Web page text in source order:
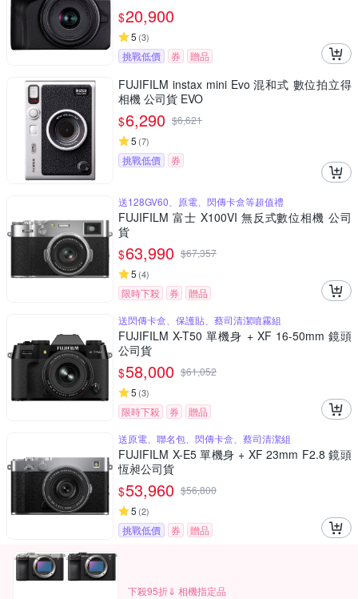
$20,900
5 (3)
挑戰低價 券 贈品
FUJIFILM instax mini Evo 混和式 數位拍立得
相機 公司貨 EVO
$6,290 $6,621
5 (7)
挑戰低價 券
送128GV60、原電、閃傳卡盒等超值禮
FUJIFILM 富士 X100VI 無反式數位相機 公司
貨
$63,990 $67,357
5 (4)
限時下殺 券
贈品
送閃傳卡盒、保護貼、蔡司清潔噴霧組
FUJIFILM X-T50 單機身 + XF 16-50mm 鏡頭
公司貨
$58,000 $61,052
5 (3)
限時下殺 券
贈品
送原電、聯名包、閃傳卡盒、蔡司清潔組
FUJIFILM X-E5 單機身 + XF 23mm F2.8 鏡頭
恆昶公司貨
$53,960 $56,800
5 (2)
挑戰低價 券 贈品
下殺95折⇓ 相機指定品